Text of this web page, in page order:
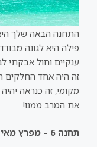
התחנה הבאה שלך
פילה היא לגונה
ענקיים וחול אבקתי
זה היה אחד החלקים
מקומי, זה כנראה
את המרב ממנו!
תחנה 6 – מפרץ מאיה